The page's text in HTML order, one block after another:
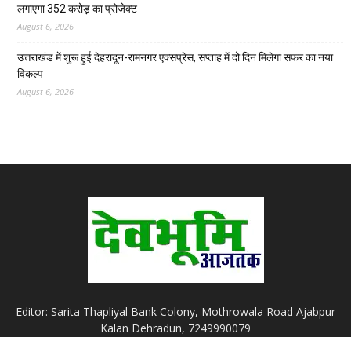
लगाएगा 352 करोड़ का प्रोजेक्ट
August 6, 2026
उत्तराखंड में शुरू हुई देहरादून-रामनगर एक्सप्रेस, सप्ताह में दो दिन मिलेगा सफर का नया
विकल्प
August 6, 2026
Editor: Sarita Thapliyal Bank Colony, Mothrowala Road Ajabpur
Kalan Dehradun, 7249990079